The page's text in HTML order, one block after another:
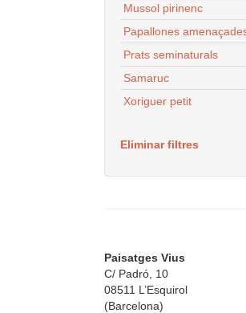
Mussol pirinenc
Papallones
Prats seminaturals
Samaruc
Xoriguer petit
Eliminar filtres
Paisatges Vius
C/ Padró, 10
08511 L’Esquirol
(Barcelona)